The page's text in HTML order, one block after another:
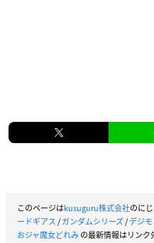
このページはkusuguru株式会社のに
ードギアス/ガンダムシリーズ/デジ
おジャ魔女どれみの最新情報はリンク